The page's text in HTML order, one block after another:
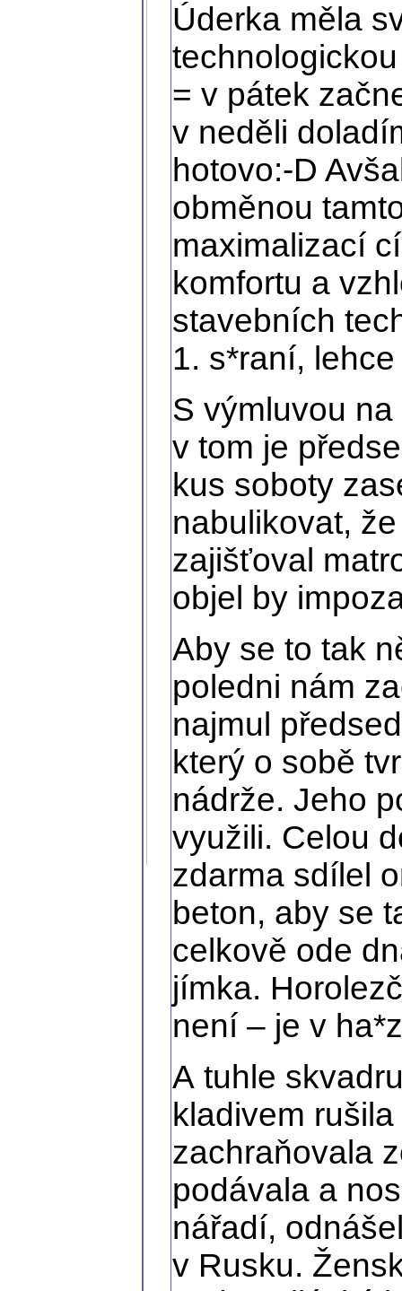
Úderka měla
= v pátek
v neděli
hotovo:-D
obměnou
maximalizací
komfortu a
stavebních
1. s*raní,
S výmluvou
v tom je
kus soboty
nabulikovat,
zajišťoval
objel by
Aby se to tak
poledni nám
najmul
který o sobě
nádrže. Jeho
využili. Celou
zdarma sdílel
beton, aby se
celkově ode
jímka.
není – je v
A tuhle
kladivem
zachraňovala
podávala a
nářadí,
v Rusku.